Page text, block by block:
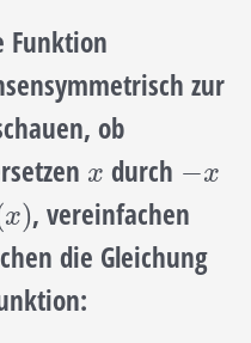
Funktion
zur
ob
x
x durch −x
−x
x)
) , vereinfachen
die Gleichung